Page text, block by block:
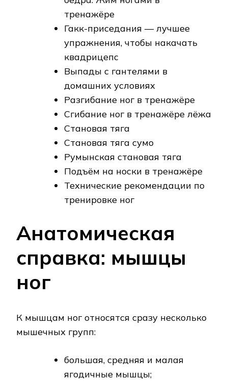
тренажёре
Гакк-приседания — лучшее
упражнения, чтобы накачать
квадрицепс
Выпады с гантелями в
домашних условиях
Разгибание ног в тренажёре
Сгибание ног в тренажёре лёжа
Становая тяга
Становая тяга сумо
Румынская становая тяга
Подъём на носки в тренажёре
Технические рекомендации по
тренировке ног
Анатомическая
справка: мышцы
ног
К мышцам ног относятся сразу несколько
мышечных групп:
большая, средняя и малая
ягодичные мышцы;